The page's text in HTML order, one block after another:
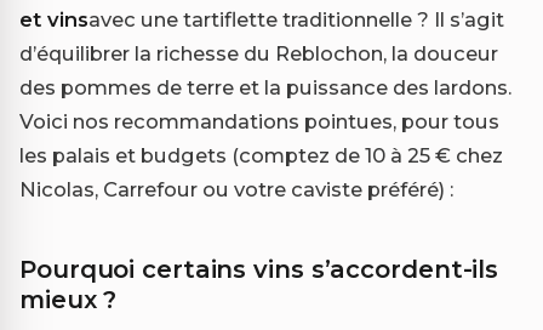
et vinsavec une tartiflette traditionnelle ? Il s’agit
d’équilibrer la richesse du Reblochon, la douceur
des pommes de terre et la puissance des lardons.
Voici nos recommandations pointues, pour tous
les palais et budgets (comptez de 10 à 25 € chez
Nicolas, Carrefour ou votre caviste préféré) :
Pourquoi certains vins s’accordent-ils
mieux ?